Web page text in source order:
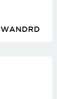
WANDRD